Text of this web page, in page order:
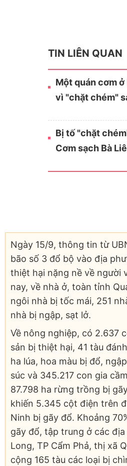
TIN LIÊN QUAN
Một quán cơm
vì "chặt chém"
Bị tố "chặt
Cơm sạch Bà
Ngày 15/9, thông tin từ
bão số 3 đổ bộ vào địa
thiệt hại nặng nề về người
nay, về nhà ở, toàn tỉnh
ngôi nhà bị tốc mái, 251
nhà bị ngập, sạt lở.
Về nông nghiệp, có 2.637
sản bị thiệt hại, 41 tàu
ha lúa, hoa màu bị đổ,
súc và 345.217 con gia
87.798 ha rừng trồng bị
khiến 5.345 cột điện trên
Ninh bị gãy đổ. Khoảng
gãy đổ, tập trung ở các địa
Long, TP Cẩm Phả, thị xã
cộng 165 tàu các loại bị